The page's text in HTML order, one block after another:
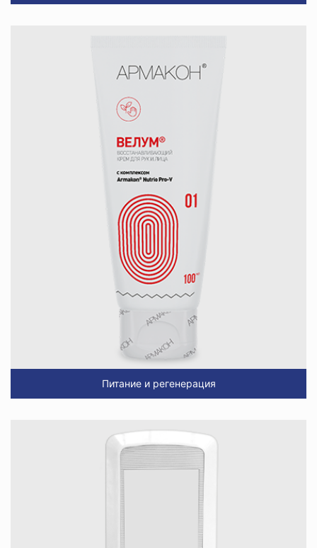
Питание и регенерация